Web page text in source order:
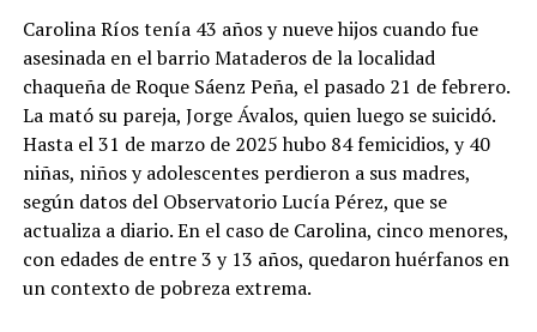
Carolina Ríos tenía 43 años y nueve hijos cuando fue
asesinada en el barrio Mataderos de la localidad
chaqueña de Roque Sáenz Peña, el pasado 21 de febrero.
La mató su pareja, Jorge Ávalos, quien luego se suicidó.
Hasta el 31 de marzo de 2025 hubo 84 femicidios, y 40
niñas, niños y adolescentes perdieron a sus madres,
según datos del Observatorio Lucía Pérez, que se
actualiza a diario. En el caso de Carolina, cinco menores,
con edades de entre 3 y 13 años, quedaron huérfanos en
un contexto de pobreza extrema.